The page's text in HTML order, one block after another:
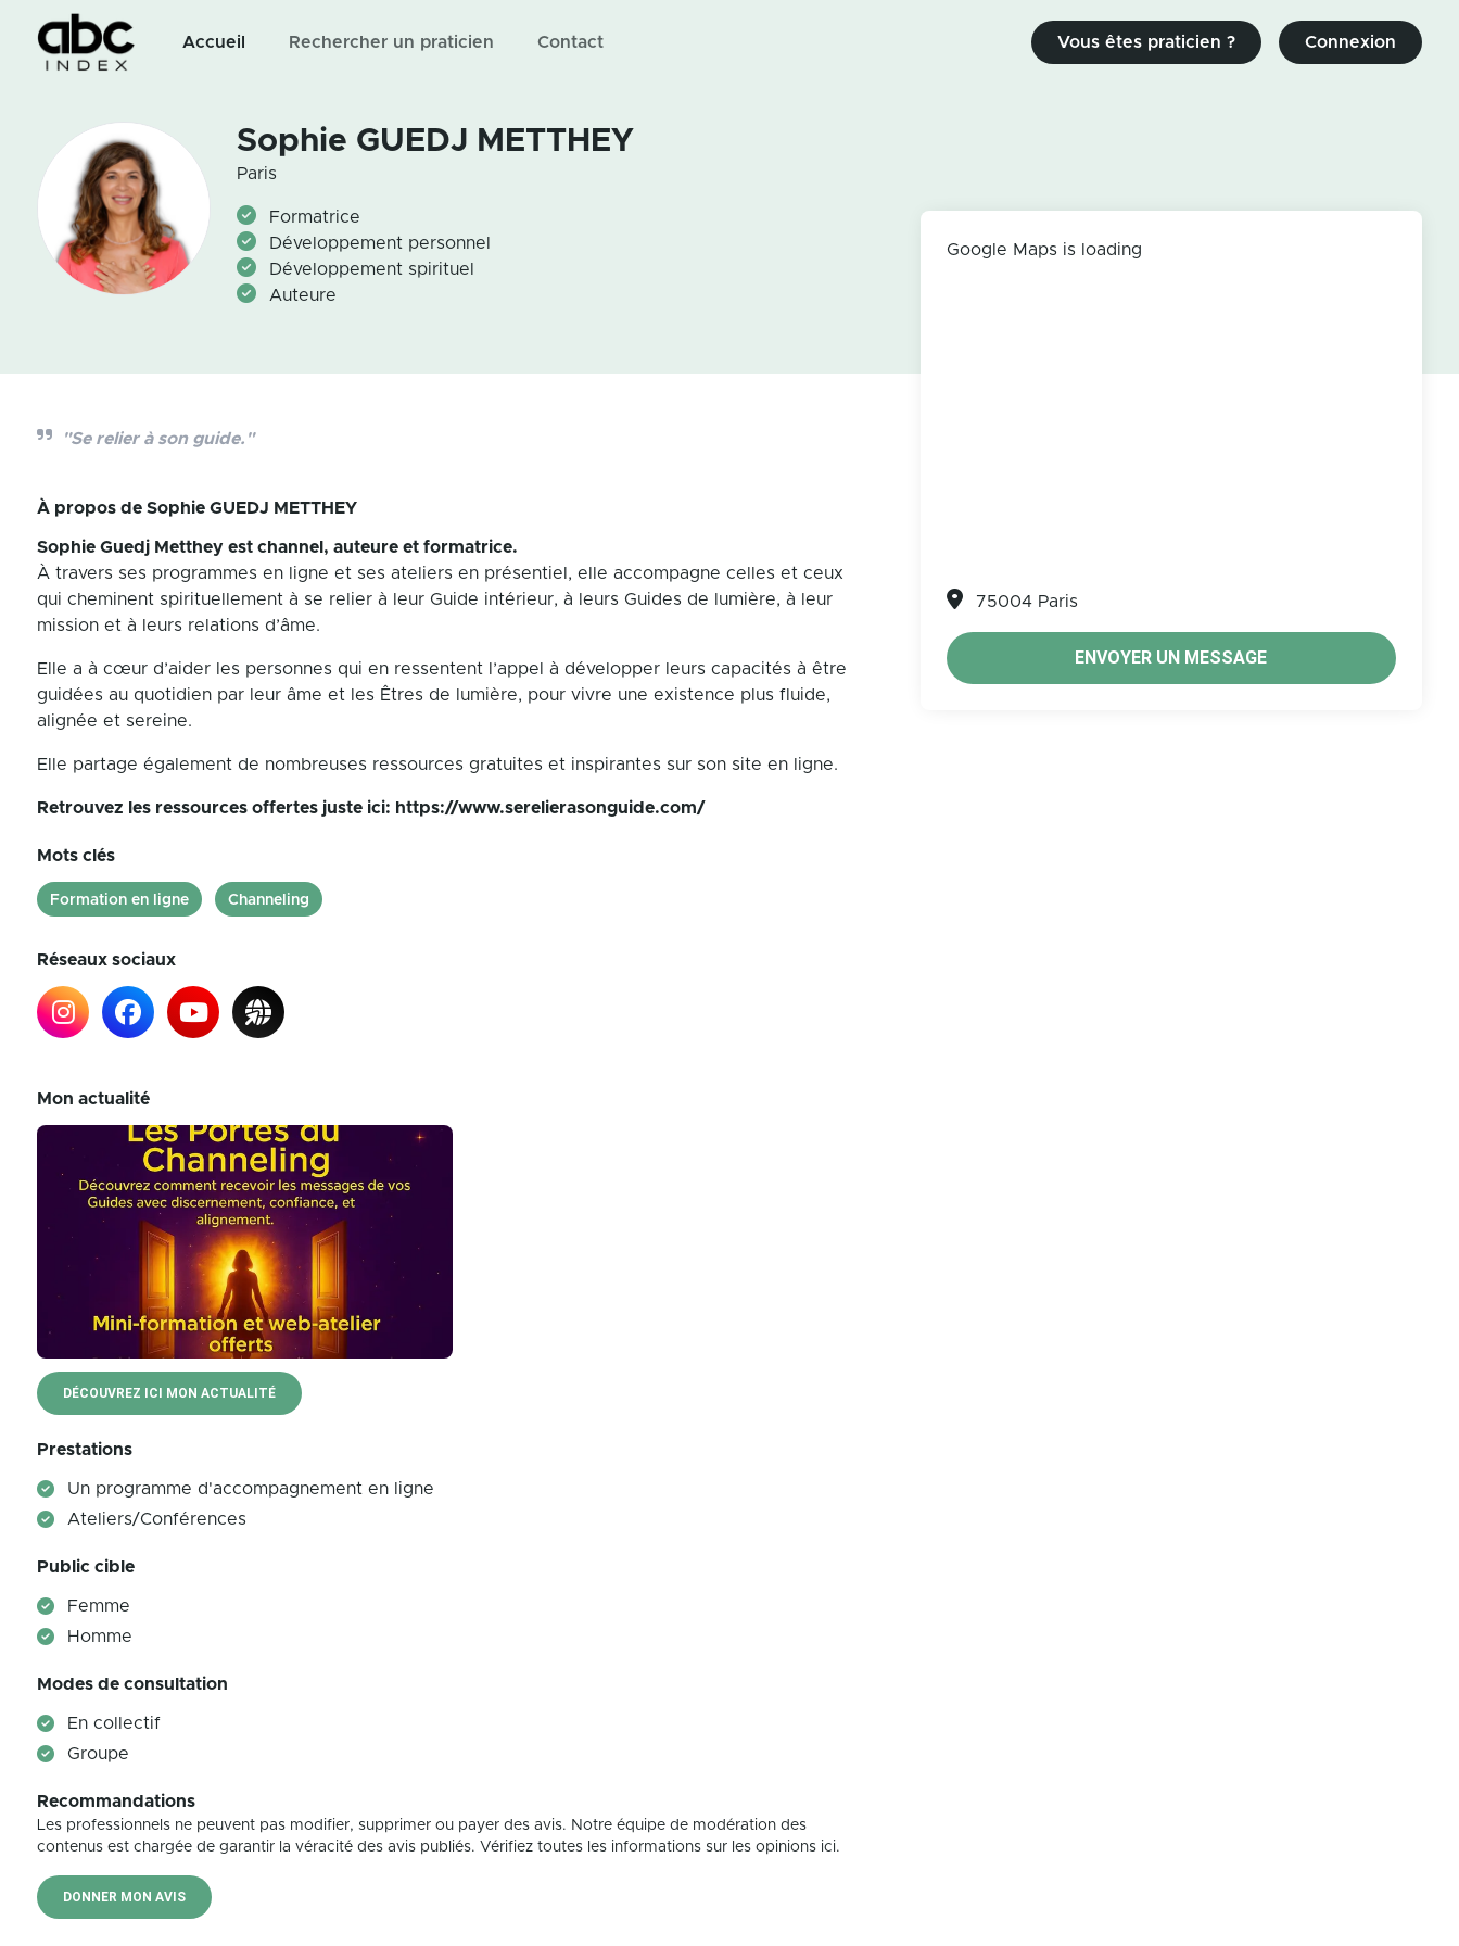
Accueil Rechercher un praticien Contact Vous êtes praticien ? Connexion
Sophie GUEDJ METTHEY
Paris
Formatrice
Développement personnel
Développement spirituel
Auteure
"Se relier à son guide."
À propos de Sophie GUEDJ METTHEY
Sophie Guedj Metthey est channel, auteure et formatrice.
À travers ses programmes en ligne et ses ateliers en présentiel, elle accompagne celles et ceux
qui cheminent spirituellement à se relier à leur Guide intérieur, à leurs Guides de lumière, à leur
mission et à leurs relations d’âme.
Elle a à cœur d’aider les personnes qui en ressentent l’appel à développer leurs capacités à être
guidées au quotidien par leur âme et les Êtres de lumière, pour vivre une existence plus fluide,
alignée et sereine.
Elle partage également de nombreuses ressources gratuites et inspirantes sur son site en ligne.
Retrouvez les ressources offertes juste ici: https://www.serelierasonguide.com/
Mots clés
Formation en ligne Channeling
Réseaux sociaux
Mon actualité
DÉCOUVREZ ICI MON ACTUALITÉ
Prestations
Un programme d'accompagnement en ligne
Ateliers/Conférences
Public cible
Femme
Homme
Modes de consultation
En collectif
Groupe
Recommandations
Les professionnels ne peuvent pas modifier, supprimer ou payer des avis. Notre équipe de modération des
contenus est chargée de garantir la véracité des avis publiés. Vérifiez toutes les informations sur les opinions ici.
DONNER MON AVIS
Google Maps is loading
75004 Paris
ENVOYER UN MESSAGE